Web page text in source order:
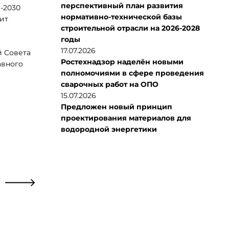
2030
Совета
перспективный план развития
нормативно-технической базы
строительной отрасли на 2026-2028
годы
17.07.2026
Ростехнадзор наделён новыми
полномочиями в сфере проведения
сварочных работ на ОПО
15.07.2026
Предложен новый принцип
проектирования материалов для
водородной энергетики